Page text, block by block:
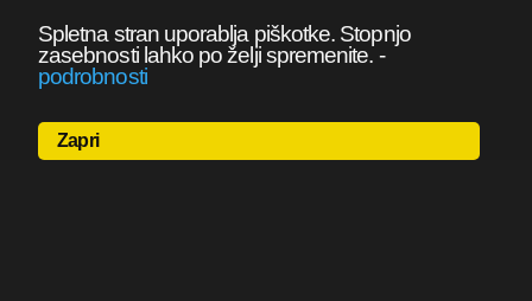
Spletna stran uporablja piškotke. Stopnjo
zasebnosti lahko po želji spremenite. -
podrobnosti
Zapri